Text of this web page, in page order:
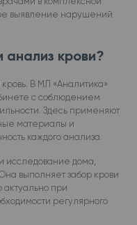
выявление нарушений
анализ крови?
В МЛ «Аналитика»
с соблюдением
Здесь применяют
материалы и
каждого анализа.
исследование дома,
выполняет забор крови
актуально при
регулярного